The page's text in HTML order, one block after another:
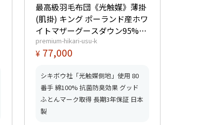
最高級羽毛布団《光触媒》薄掛
(肌掛) キング ポーランド産ホワ
イトマザーグースダウン95%
(440dp以上) 羽毛量0.65kg 【6
つ星プレミアムゴールド取得】
premium-hikari-usu-k
¥ 77,000
シキボウ社「光触媒側地」使用 80
番手 綿100% 抗菌防臭効果 グッド
ふとんマーク取得 長期3年保証 日本
製